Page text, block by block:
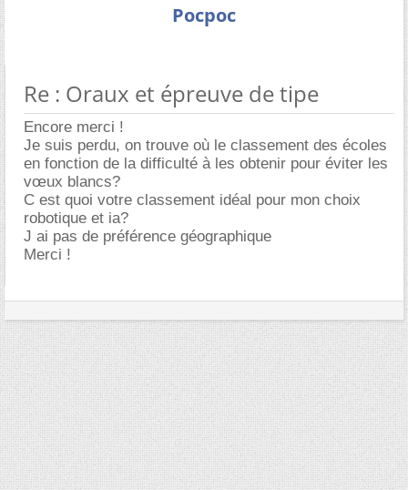
Pocpoc
Re : Oraux et épreuve de tipe
Encore merci !
Je suis perdu, on trouve où le classement des écoles
en fonction de la difficulté à les obtenir pour éviter les
vœux blancs?
C est quoi votre classement idéal pour mon choix
robotique et ia?
J ai pas de préférence géographique
Merci !